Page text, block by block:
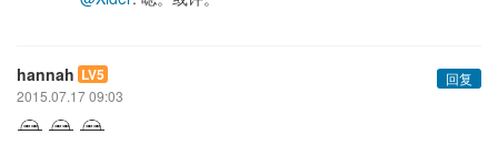
hannah LV5
回复
2015.07.17 09:03